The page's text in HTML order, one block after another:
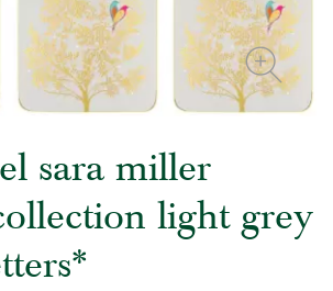
sara miller
light grey